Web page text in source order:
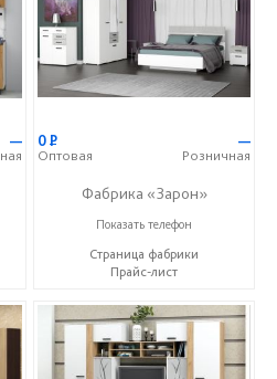
— 0Р
Оптовая
—
Розничная
Фабрика «Зарон»
+7 (8412) 21-50-66
Показать телефон
Страница фабрики
Прайс-лист